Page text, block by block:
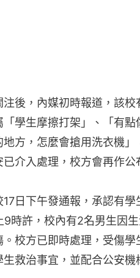
生救治事宜，並配合公安機
疑刺100刀殺妻、2歲兒失
砍死 寵物鸚鵡目擊驚吐